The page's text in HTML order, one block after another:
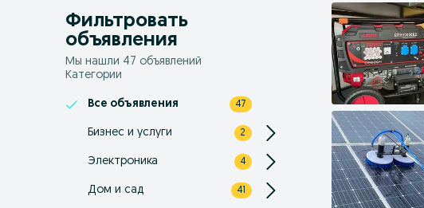
Фильтровать
объявления
Мы нашли 47 объявлений
Категории
Все объявления 47
Бизнес и услуги 2
Электроника 4
Дом и сад 41